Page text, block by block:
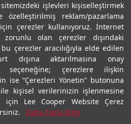
işlevleri kişiselleştirmek
özelleştirilmiş reklam/pazarlama
çerezler kullanıyoruz. İnternet
zorunlu olan çerezler dışındaki
çerezler aracılığıyla elde edilen
dışına aktarılmasına onay
çerezlere ilişkin
ise “Çerezleri Yönetin” butonuna
kişisel verilerinizin işlenmesine
Lee Cooper Website Çerez
Daha Fazla Bilgi
KVKK Aydınlatma MetniŞartlar ve Koşullar
- Tüm Hakları Saklıdır.